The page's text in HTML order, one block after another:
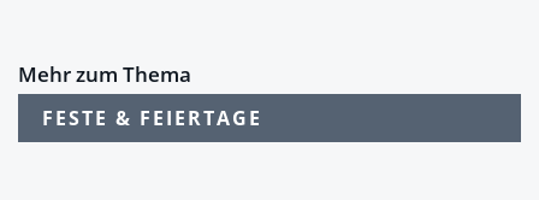
Mehr zum Thema
FESTE & FEIERTAGE